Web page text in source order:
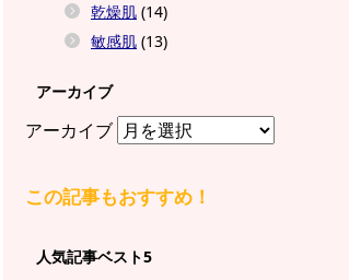
乾燥肌 (14)
敏感肌 (13)
アーカイブ
アーカイブ
この記事もおすすめ！
人気記事ベスト5